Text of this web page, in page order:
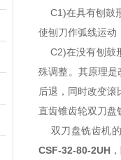
C1)在具有刨鼓
使刨刀作弧线运动
C2)在没有刨鼓
殊调整。其原理
后退，同时改变
直齿锥齿轮双刀盘
双刀盘铣齿机的
CSF-32-80-2UH